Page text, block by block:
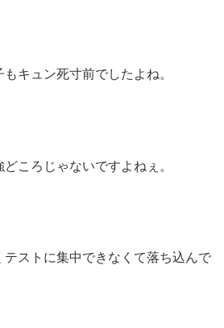
キュン死寸前でしたよね。
ころじゃないですよねぇ。
ストに集中できなくて落ち込んで